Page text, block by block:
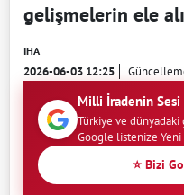
gelişmelerin ele
IHA
2026-06-03 12:25
Milli İradenin Sesi
Türkiye ve
Google listenize
⭐ Bizi